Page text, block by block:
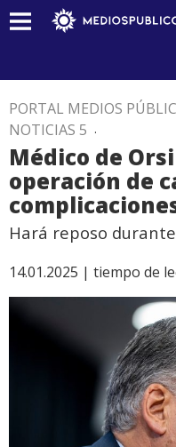
PORTAL MEDIOS
NOTICIAS 5 .
Médico de
operación de
Hará reposo
14.01.2025 | tiempo de